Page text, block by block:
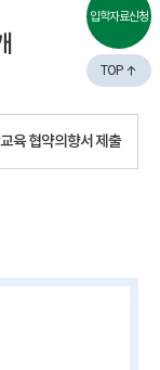
육 협약의향서 제출
입학자료신청
TOP